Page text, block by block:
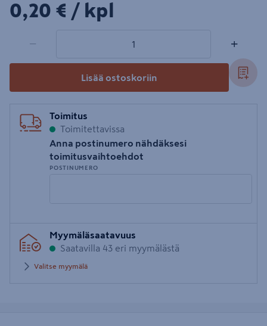
0,20€/kpl
0,20 € / kpl
− +
Lisää ostoskoriin
Toimitus
Toimitettavissa
Anna postinumero nähdäksesi
toimitusvaihtoehdot
POSTINUMERO
postinumero
Myymäläsaatavuus
Saatavilla 43 eri myymälästä
Valitse myymälä